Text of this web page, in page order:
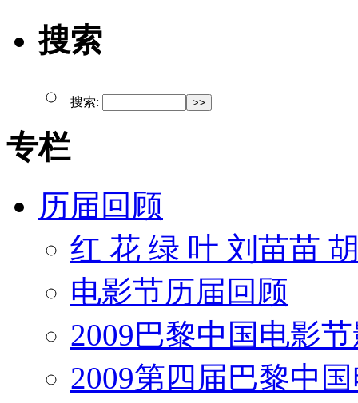
搜索
搜索:
专栏
历届回顾
红 花 绿 叶 刘苗苗
电影节历届回顾
2009巴黎中国电影
2009第四届巴黎中